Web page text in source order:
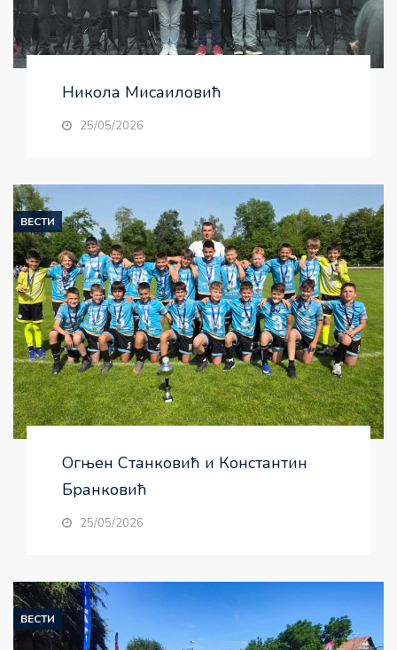
Никола Мисаиловић
25/05/2026
ВЕСТИ
Огњен Станковић и Константин
Бранковић
25/05/2026
ВЕСТИ